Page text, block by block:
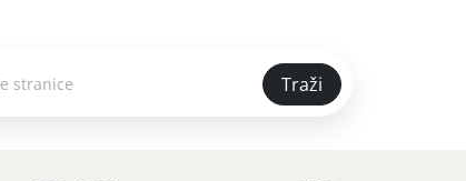
Traži